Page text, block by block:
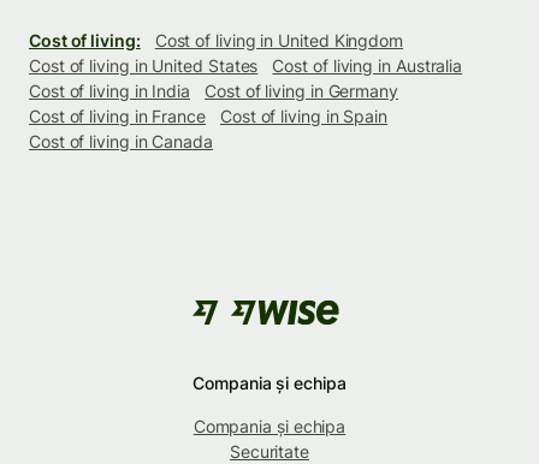
Cost of living:
Cost of living in United Kingdom
Cost of living in United States
Cost of living in Australia
Cost of living in India
Cost of living in Germany
Cost of living in France
Cost of living in Spain
Cost of living in Canada
Compania și echipa
Compania și echipa
Securitate